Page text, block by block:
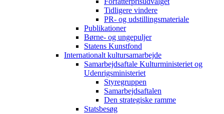
Tidligere vindere
PR- og udstillingsmateriale
Publikationer
Børne- og ungepuljer
Statens Kunstfond
Internationalt kultursamarbejde
Samarbejdsaftale Kulturministeriet og
Udenrigsministeriet
Styregruppen
Samarbejdsaftalen
Den strategiske ramme
Statsbesøg